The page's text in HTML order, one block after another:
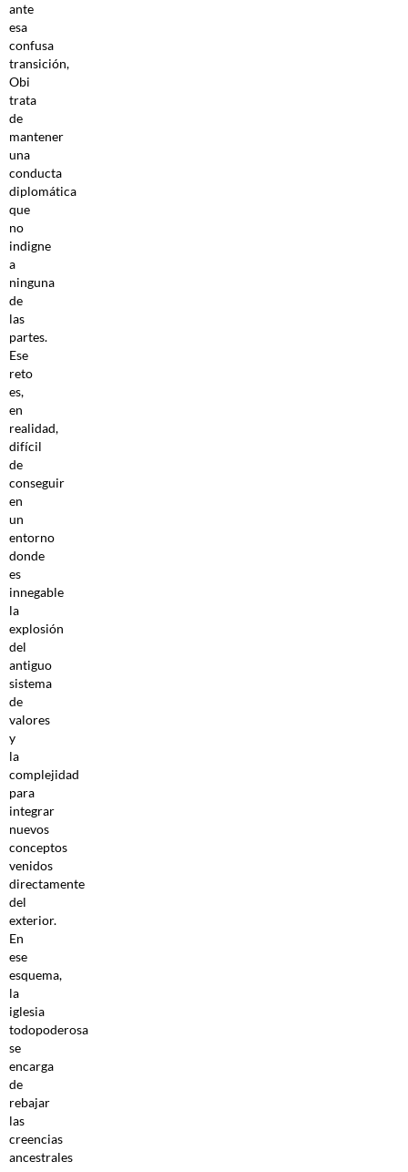
ante
esa
confusa
transición,
Obi
trata
de
mantener
una
conducta
diplomática
que
no
indigne
a
ninguna
de
las
partes.
Ese
reto
es,
en
realidad,
difícil
de
conseguir
en
un
entorno
donde
es
innegable
la
explosión
del
antiguo
sistema
de
valores
y
la
complejidad
para
integrar
nuevos
conceptos
venidos
directamente
del
exterior.
En
ese
esquema,
la
iglesia
todopoderosa
se
encarga
de
rebajar
las
creencias
ancestrales